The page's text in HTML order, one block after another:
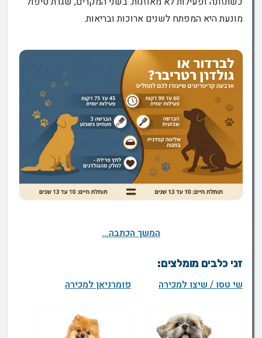
מונעת היא המפתח לשנים ארוכות ובריאות.
המשך הכתבה...
זני כלבים מומלצים:
שי טסו / שיצו למכירה פומרניאן למכירה